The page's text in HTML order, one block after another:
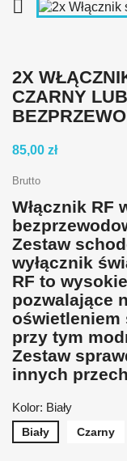

2X
CZARNY
85,00 zł
Brutto
Włącznik RF
Zestaw
wyłącznik
RF to
pozwalające
oświetleniem
przy tym
Zestaw
innych
Kolor: Biały
Biały Czarny